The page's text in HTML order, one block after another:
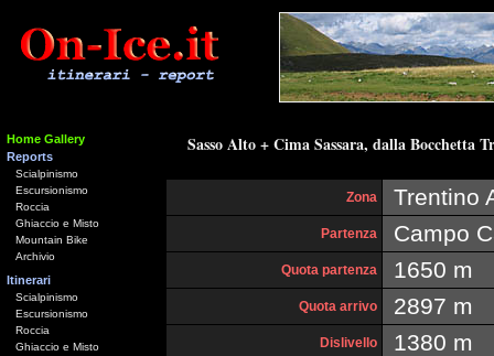
Home Gallery
Reports
Scialpinismo
Escursionismo
Roccia
Ghiaccio e Misto
Mountain Bike
Archivio
Itinerari
Scialpinismo
Escursionismo
Roccia
Ghiaccio e Misto
Sasso Alto + Cima Sassara, dalla Bocchetta
Zona Trentino
Partenza Campo
Quota partenza 1650 m
Quota arrivo 2897 m
Dislivello 1380 m